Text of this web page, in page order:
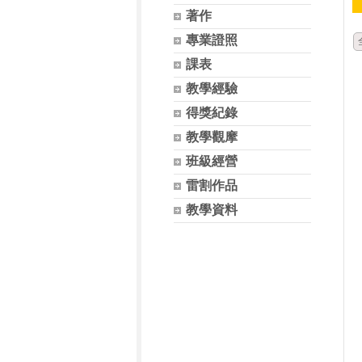
著作
專業證照
課表
教學經驗
得獎紀錄
教學觀摩
班級經營
雷割作品
教學資料